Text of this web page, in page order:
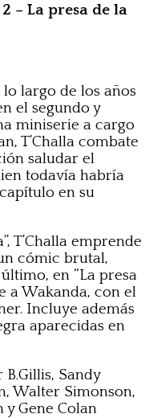
– La presa de la
largo de los años
el segundo y
miniserie a cargo
T’Challa combate
saludar el
todavía habría
en su
T’Challa emprende
cómic brutal,
en “La presa
a Wakanda, con el
Incluye además
aparecidas en
Sandy
Walter Simonson,
y Gene Colan